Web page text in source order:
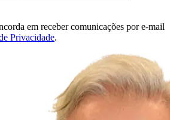
em receber comunicações por e-mail
Privacidade.